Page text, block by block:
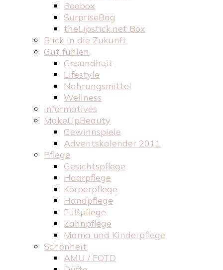
Boobox
SurpriseBag
theLipstick.net Box
Blick in die Zukunft
Gut fühlen
Gesundheit
Lifestyle
Nahrungsmittel
Wellness
Informatives
MakeUpBeauty
Gewinnspiele
Adventskalender 2011
Pflege
Gesichtspflege
Haarpflege
Körperpflege
Handpflege
Fußpflege
Zahnpflege
Mama und Kinderpflege
Schönheit
AMU / FOTD